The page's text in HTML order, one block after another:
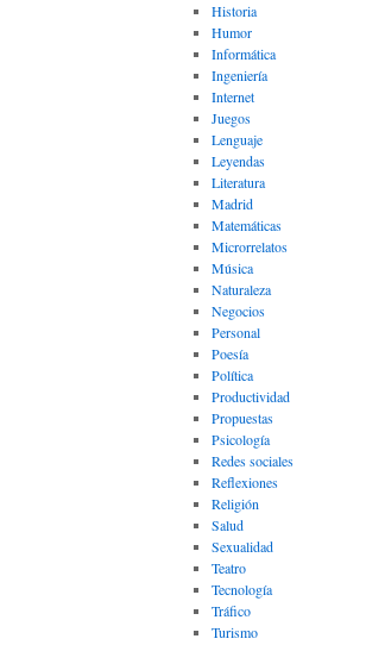
Historia
Humor
Informática
Ingeniería
Internet
Juegos
Lenguaje
Leyendas
Literatura
Madrid
Matemáticas
Microrrelatos
Música
Naturaleza
Negocios
Personal
Poesía
Política
Productividad
Propuestas
Psicología
Redes sociales
Reflexiones
Religión
Salud
Sexualidad
Teatro
Tecnología
Tráfico
Turismo